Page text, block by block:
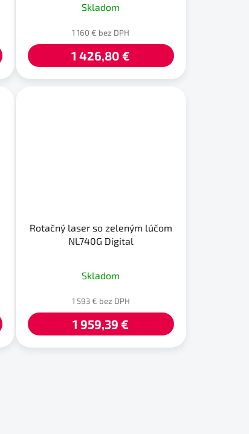
Skladom
1 160 € bez DPH
1 426,80 €
Rotačný laser so zeleným lúčom
NL740G Digital
hodnotenie
produktu
je
5,0
z
Skladom
1 593 € bez DPH
1 959,39 €